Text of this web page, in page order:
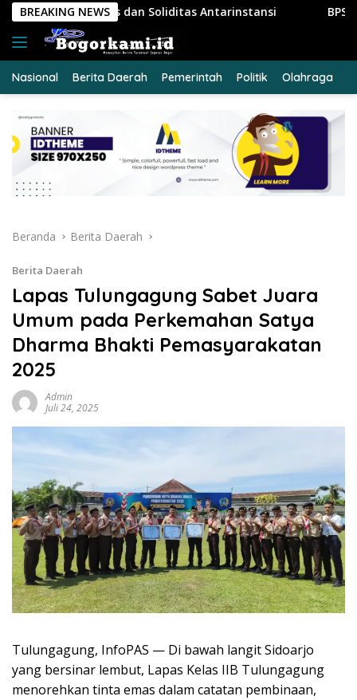
Langsung
konten
BREAKING NEWS
Antarinstansi BPS: Dalam Tiga Bulan, Lebih
Nasional Berita Daerah Pemerintah Politik Olahraga
Beranda Berita Daerah
Berita Daerah
Lapas Tulungagung Sabet Juara
Umum pada Perkemahan Satya
Dharma Bhakti Pemasyarakatan
2025
Admin
Juli 24, 2025
Tulungagung, InfoPAS — Di bawah langit Sidoarjo
yang bersinar lembut, Lapas Kelas IIB Tulungagung
menorehkan tinta emas dalam catatan pembinaan,